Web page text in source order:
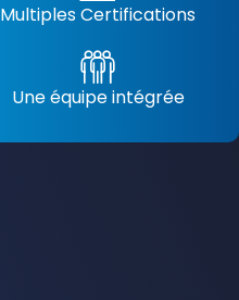
Multiples Certifications
Une équipe intégrée